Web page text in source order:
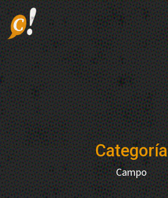
Categoría
Campo